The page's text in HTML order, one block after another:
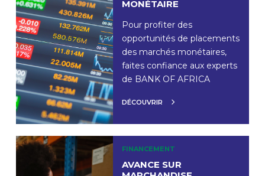
MONÉTAIRE
Pour profiter des
opportunités de placements
des marchés monétaires,
faites confiance aux experts
de BANK OF AFRICA
DÉCOUVRIR
FINANCEMENT
AVANCE SUR